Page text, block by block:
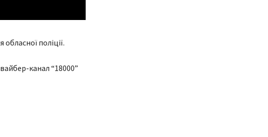
поліції.
канал “18000”